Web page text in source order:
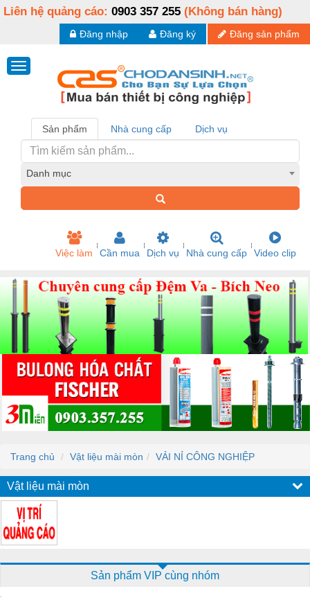
Liên hệ quảng cáo: 0903 357 255 (Không bán hàng)
Đăng sản phẩm
Đăng ký
Đăng nhập
Sản phẩm Nhà cung cấp Dịch vụ
Danh mục
Việc làm Cần mua Dịch vụ Nhà cung cấp Video clip
Trang chủ Vật liệu mài mòn VẢI NỈ CÔNG NGHIỆP
Vật liệu mài mòn
Sản phẩm VIP cùng nhóm